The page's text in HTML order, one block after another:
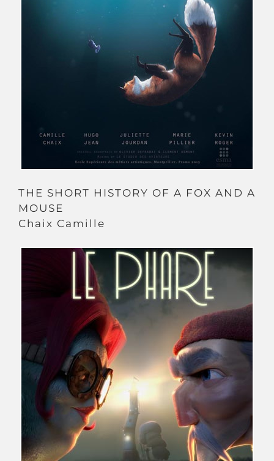
THE SHORT HISTORY OF A FOX AND A
MOUSE
Chaix Camille